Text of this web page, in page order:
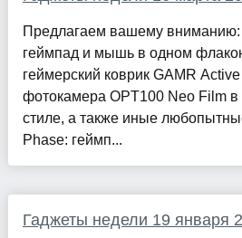
Предлагаем вашему
геймпад и мышь в одном
геймерский коврик GAMR
фотокамера OPT100 Neo Film в
стиле, а также иные
Phase: геймп...
Гаджеты недели 19 января